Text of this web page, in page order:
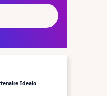
Idealo